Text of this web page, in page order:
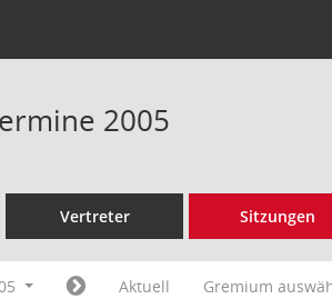
2005
Vertreter Sitzungen
Aktuell Gremium